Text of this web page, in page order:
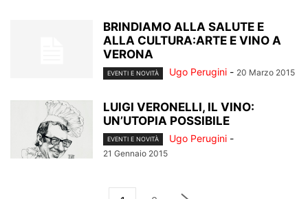
BRINDIAMO ALLA SALUTE E
ALLA CULTURA:ARTE E VINO A
VERONA
EVENTI E NOVITÀ Ugo Perugini - 20 Marzo 2015
LUIGI VERONELLI, IL VINO:
UN’UTOPIA POSSIBILE
EVENTI E NOVITÀ Ugo Perugini -
21 Gennaio 2015